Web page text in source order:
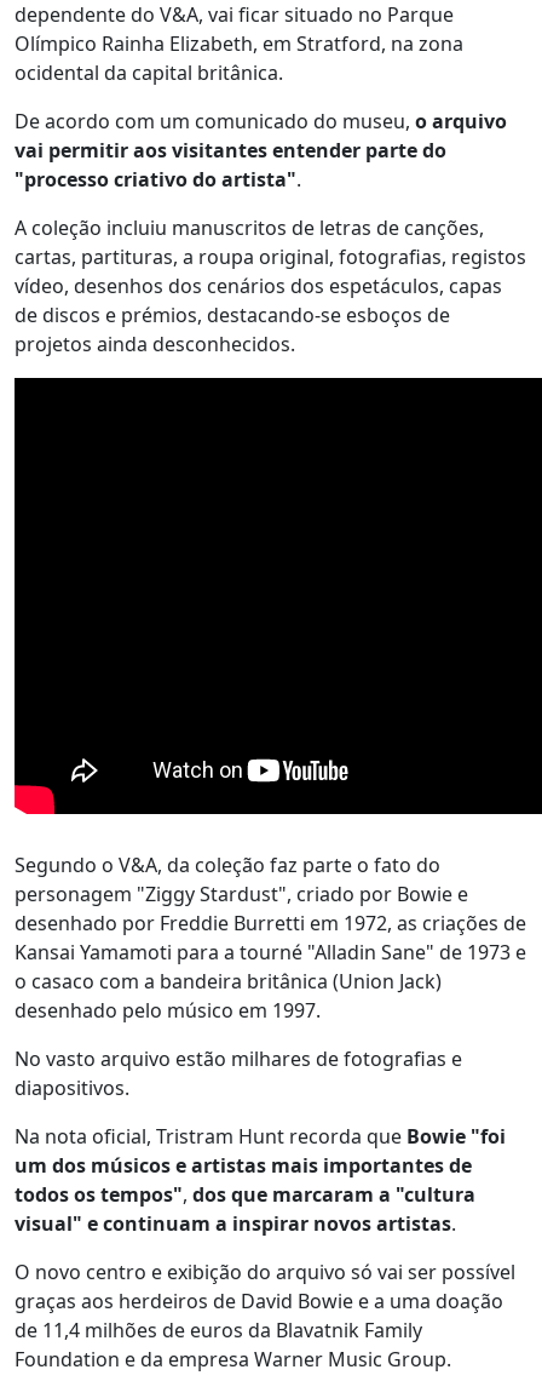
dependente do V&A, vai ficar situado no Parque
Olímpico Rainha Elizabeth, em Stratford, na zona
ocidental da capital britânica.
De acordo com um comunicado do museu, o arquivo
vai permitir aos visitantes entender parte do
"processo criativo do artista".
A coleção incluiu manuscritos de letras de canções,
cartas, partituras, a roupa original, fotografias, registos
vídeo, desenhos dos cenários dos espetáculos, capas
de discos e prémios, destacando-se esboços de
projetos ainda desconhecidos.
Segundo o V&A, da coleção faz parte o fato do
personagem "Ziggy Stardust", criado por Bowie e
desenhado por Freddie Burretti em 1972, as criações de
Kansai Yamamoti para a tourné "Alladin Sane" de 1973 e
o casaco com a bandeira britânica (Union Jack)
desenhado pelo músico em 1997.
No vasto arquivo estão milhares de fotografias e
diapositivos.
Na nota oficial, Tristram Hunt recorda que Bowie "foi
um dos músicos e artistas mais importantes de
todos os tempos", dos que marcaram a "cultura
visual" e continuam a inspirar novos artistas.
O novo centro e exibição do arquivo só vai ser possível
graças aos herdeiros de David Bowie e a uma doação
de 11,4 milhões de euros da Blavatnik Family
Foundation e da empresa Warner Music Group.